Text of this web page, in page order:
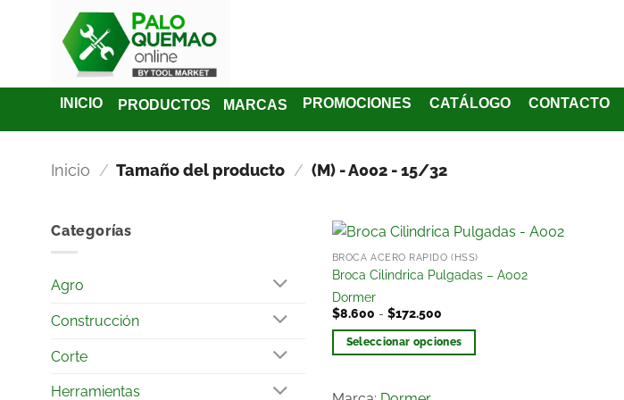
INICIO PRODUCTOS MARCAS PROMOCIONES CATÁLOGO CONTACTO
Inicio / Tamaño del producto / (M) - A002 - 15/32
Categorías
Agro
Construcción
Corte
Herramientas
BROCA ACERO RAPIDO (HSS)
Broca Cilindrica Pulgadas – A002
Dormer
$8.600 - $172.500
Seleccionar opciones